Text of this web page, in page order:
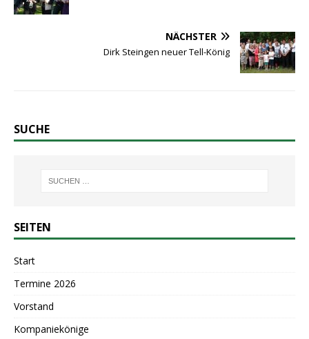
NÄCHSTER
Dirk Steingen neuer Tell-König
SUCHE
SEITEN
Start
Termine 2026
Vorstand
Kompaniekönige